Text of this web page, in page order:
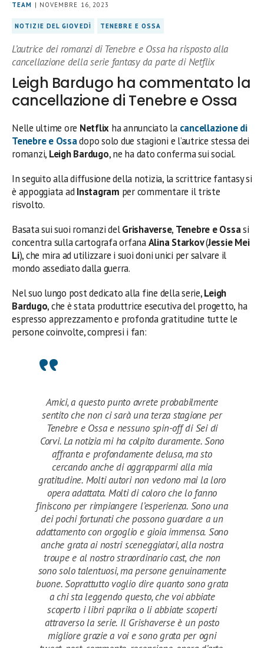
TEAM | NOVEMBRE 16, 2023
NOTIZIE DEL GIOVEDÌ TENEBRE E OSSA
L’autrice dei romanzi di Tenebre e Ossa ha risposto alla
cancellazione della serie fantasy da parte di Netflix
Leigh Bardugo ha commentato la
cancellazione di Tenebre e Ossa
Nelle ultime ore Netflix ha annunciato la cancellazione di
Tenebre e Ossadopo solo due stagioni e l’autrice stessa dei
romanzi, Leigh Bardugo, ne ha dato conferma sui social.
In seguito alla diffusione della notizia, la scrittrice fantasy si
è appoggiata adInstagram per commentare il triste
risvolto.
Basata sui suoi romanzi delGrishaverse, Tenebre e Ossasi
concentra sulla cartografa orfanaAlina Starkov(Jessie Mei
Li), che mira ad utilizzare i suoi doni unici per salvare il
mondo assediato dalla guerra.
Nel suo lungo post dedicato alla fine della serie,Leigh
Bardugo, che è stata produttrice esecutiva del progetto, ha
espresso apprezzamento e profonda gratitudine tutte le
persone coinvolte, compresi i fan:
Amici, a questo punto avrete probabilmente
sentito che non ci sarà una terza stagione per
Tenebre e Ossa e nessuno spin-off di Sei di
Corvi. La notizia mi ha colpito duramente. Sono
affranta e profondamente delusa, ma sto
cercando anche di aggrapparmi alla mia
gratitudine. Molti autori non vedono mai la loro
opera adattata. Molti di coloro che lo fanno
finiscono per rimpiangere l’esperienza. Sono una
dei pochi fortunati che possono guardare a un
adattamento con orgoglio e gioia immensa. Sono
anche grata ai nostri sceneggiatori, alla nostra
troupe e al nostro straordinario cast, che non
sono solo talentuosi, ma persone genuinamente
buone. Soprattutto voglio dire quanto sono grata
a chi sta leggendo questo, che voi abbiate
scoperto i libri paprika o li abbiate scoperti
attraverso la serie. Il Grishaverse è un posto
migliore grazie a voi e sono grata per ogni